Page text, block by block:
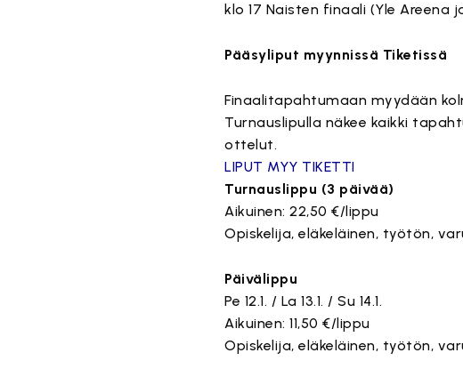
klo 17 Naisten finaali (Yle Areena
Pääsyliput myynnissä Tiketissä
Finaalitapahtumaan myydään
Turnauslipulla näkee kaikki
ottelut.
LIPUT MYY TIKETTI
Turnauslippu (3 päivää)
Aikuinen: 22,50 €/lippu
Opiskelija, eläkeläinen, työtön,
Päivälippu
Pe 12.1. / La 13.1. / Su 14.1.
Aikuinen: 11,50 €/lippu
Opiskelija, eläkeläinen, työtön,